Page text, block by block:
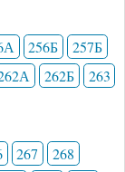
256Б
257Б
262Б 263
267
268